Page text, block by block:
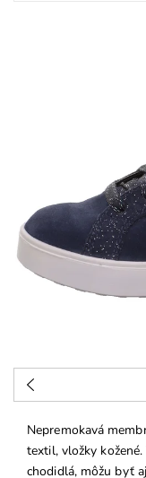
Nepremokavá
textil, vložky
chodidlá, môžu byť